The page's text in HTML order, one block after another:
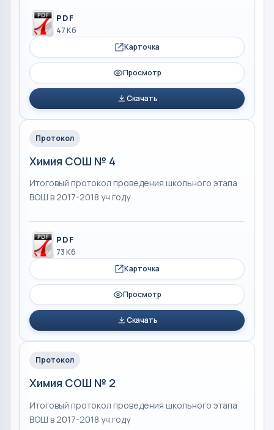
PDF
47 Кб
Карточка
Просмотр
Скачать
Протокол
Химия СОШ № 4
Итоговый протокол проведения школьного этапа
ВОШ в 2017-2018 уч.году
PDF
73 Кб
Карточка
Просмотр
Скачать
Протокол
Химия СОШ № 2
Итоговый протокол проведения школьного этапа
ВОШ в 2017-2018 уч.году